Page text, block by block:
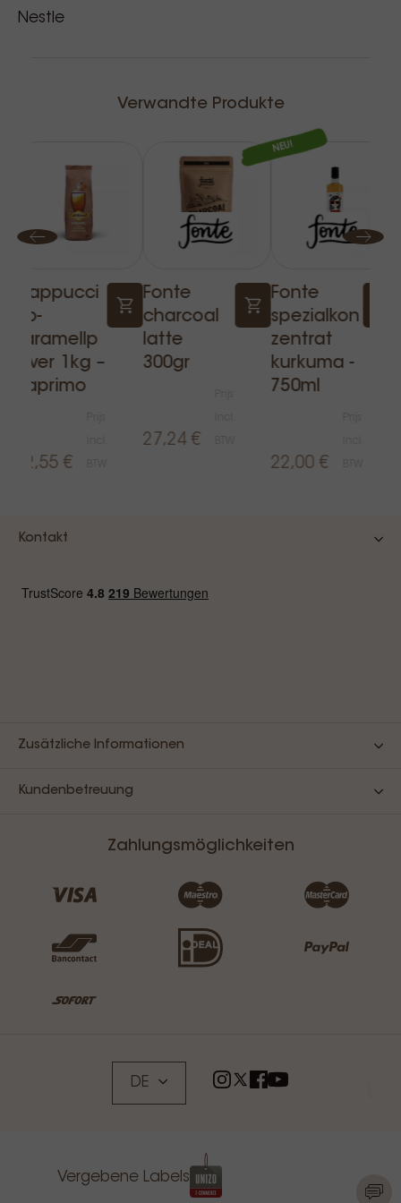
Empfohlene Temperatur: 75°C
Lagerung
Haltbarkeit: 18 Monate
Mindestens 90 Tage nach Lieferung
Trocken und kühl lagern
Nestle
Verwandte Produkte
Cappucci
no-
karamellp
ulver 1kg –
caprimo
12,55 €
Fonte
charcoal
latte
300gr
27,24 €
NEU!
Fonte
spezialkon
zentrat
kurkuma -
750ml
22,00 €
Kontakt
Zusätzliche Informationen
Kundenbetreuung
Zahlungsmöglichkeiten
DE
Vergebene Labels